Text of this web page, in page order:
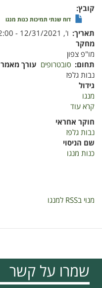
ריקבון
קובץ
דוח שנתי תמיכות כנות מנגו
תאריך ו', 12/31/2021 - 12:00
מחקר
מו"פ צפון
תחום סובטרופים עורך מאמר
נבות גלפז
גידול
מנגו
קרא עוד
מנגו
חוקר אחראי
נבות גלפז
שם הניסוי
כנות מנגו
מנוי בRSS למנגו
שמרו על קשר